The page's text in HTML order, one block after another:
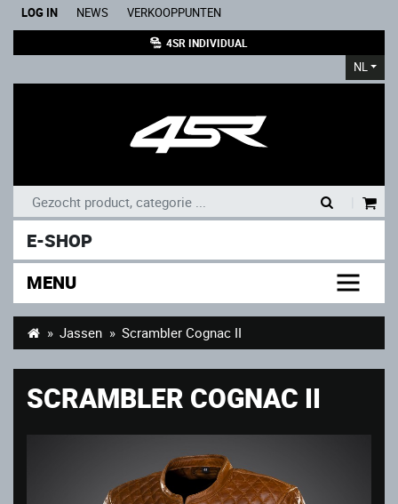
LOG IN NEWS VERKOOPPUNTEN
4SR INDIVIDUAL
NL
E-SHOP
MENU
Jassen Scrambler Cognac II
SCRAMBLER COGNAC II